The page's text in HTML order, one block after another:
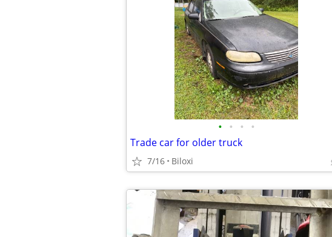
• • • •
Trade car for older truck
7/16 Biloxi